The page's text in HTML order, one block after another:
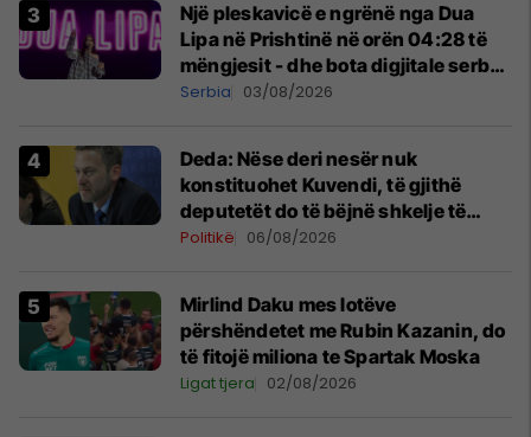
Një pleskavicë e ngrënë nga Dua
Lipa në Prishtinë në orën 04:28 të
mëngjesit - dhe bota digjitale serbe
shpall gjendjen e luftës
Serbia 03/08/2026
Deda: Nëse deri nesër nuk
konstituohet Kuvendi, të gjithë
deputetët do të bëjnë shkelje të
rëndë kushtetuese
Politikë 06/08/2026
Mirlind Daku mes lotëve
përshëndetet me Rubin Kazanin, do
të fitojë miliona te Spartak Moska
Ligat tjera 02/08/2026